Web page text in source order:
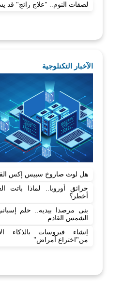
لصقات النوم.. "علاج رائج"
الآخبار التكنلوجية
هل لوث صاروخ سبيس إكس
حرائق أوروبا.. لماذا باتت
أخطر؟
بنى مرصدا بيديه.. حلم
الشمس القادم
إنشاء فيروسات بالذكاء
من"اختراع أمراض"